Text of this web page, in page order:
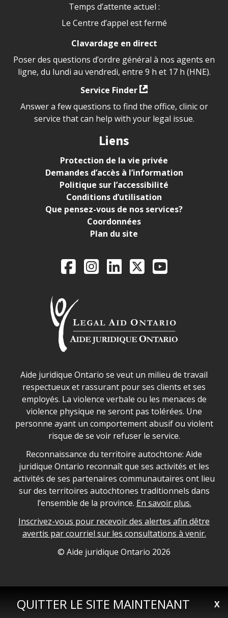
QUITTER LE SITE MAINTENANT X
Temps d’attente actuel :
Le Centre d’appel est fermé
Clavardage en direct
Poser des questions d’ordre général à nos agents en
ligne, du lundi au vendredi, entre 9 h et 17 h (HNE).
Service Finder
Answer a few questions to find the office, clinic or
service that can help with your legal issue.
Liens
Protection de la vie privée
Demandes d’accès à l’information
Politique sur l’accessibilité
Conditions d’utilisation
Que pensez-vous de nos services?
Coordonnées
Plan du site
Legal Aid Ontario
FacebookInstagram
LinkedIn
X YouTube
Déclaration sur la sécurité dans les locaux d'AJO.
Aide juridique Ontario se veut un milieu de travail
respectueux et rassurant pour ses clients et ses
employés. La violence verbale ou les menaces de
violence physique ne seront pas tolérées. Une
personne ayant un comportement abusif ou violent
risque de se voir refuser le service.
Legal Aid Ontario land acknowledgement
Reconnaissance du territoire autochtone: Aide
juridique Ontario reconnaît que ses activités et les
activités de ses partenaires communautaires ont lieu
sur des territoires autochtones traditionnels dans
l’ensemble de la province. En savoir plus.
Inscrivez-vous pour recevoir des alertes afin dêtre
avertis par courriel sur les consultations à venir.
Legal Aid Ontario copyright information
© Aide juridique Ontario 2026